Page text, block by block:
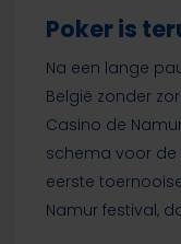
Poker is
Na een lange
België zonder
Casino de
schema voor de
eerste
Namur festival,